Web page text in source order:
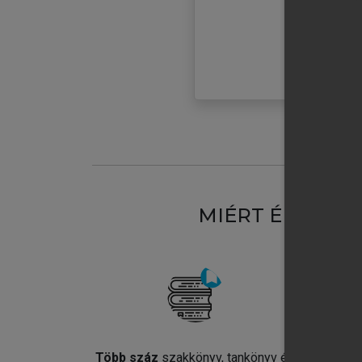
MIÉRT
Több száz szakkönyv, tankönyv és